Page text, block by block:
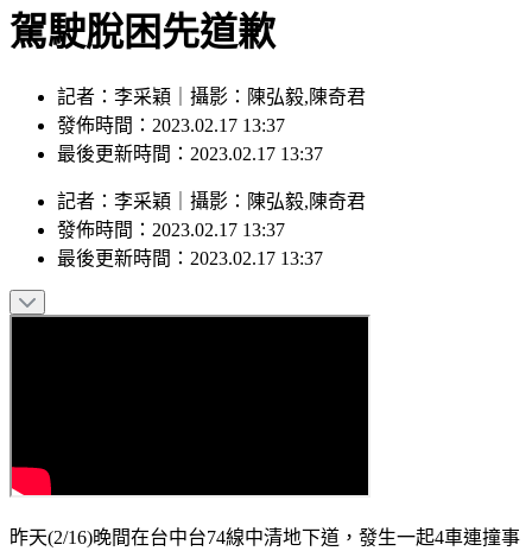
駕駛脫困先道歉
記者：李采穎｜攝影：陳弘毅,陳奇君
發佈時間：2023.02.17 13:37
最後更新時間：2023.02.17 13:37
記者 ： 李采穎 攝影 ： 陳弘毅,陳奇君
發佈時間： 2023.02.17 13:37
最後更新時間： 2023.02.17 13:37
昨天(2/16)晚間在台中台74線中清地下道，發生一起4車連撞事